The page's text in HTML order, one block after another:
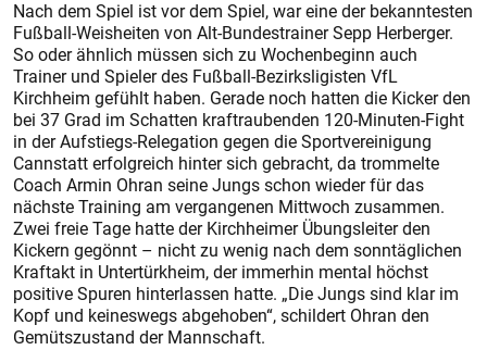
Nach dem Spiel ist vor dem Spiel, war eine der bekanntesten
Fußball-Weisheiten von Alt-Bundestrainer Sepp Herberger.
So oder ähnlich müssen sich zu Wochenbeginn auch
Trainer und Spieler des Fußball-Bezirksligisten VfL
Kirchheim gefühlt haben. Gerade noch hatten die Kicker den
bei 37 Grad im Schatten kraftraubenden 120-Minuten-Fight
in der Aufstiegs-Relegation gegen die Sportvereinigung
Cannstatt erfolgreich hinter sich gebracht, da trommelte
Coach Armin Ohran seine Jungs schon wieder für das
nächste Training am vergangenen Mittwoch zusammen.
Zwei freie Tage hatte der Kirchheimer Übungsleiter den
Kickern gegönnt – nicht zu wenig nach dem sonntäglichen
Kraftakt in Untertürkheim, der immerhin mental höchst
positive Spuren hinterlassen hatte. „Die Jungs sind klar im
Kopf und keineswegs abgehoben“, schildert Ohran den
Gemütszustand der Mannschaft.